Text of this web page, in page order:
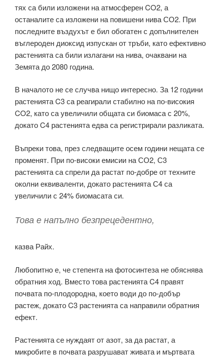
тях са били изложени на атмосферен CO2, а
останалите са изложени на повишени нива СО2. При
последните въздухът е бил обогатен с допълнителен
въглероден диоксид изпускан от тръби, като ефективно
растенията са били излагани на нива, очаквани на
Земята до 2080 година.
В началото не се случва нищо интересно. За 12 години
растенията C3 са реагирали стабилно на по-високия
CO2, като са увеличили общата си биомаса с 20%,
докато C4 растенията едва са регистрирали разликата.
Въпреки това, през следващите осем години нещата се
променят. При по-високи емисии на СО2, С3
растенията са спрели да растат по-добре от техните
околни еквиваленти, докато растенията С4 са
увеличили с 24% биомасата си.
Това е напълно безпрецедентно,
казва Райх.
Любопитно е, че степента на фотосинтеза не обяснява
обратния ход. Вместо това растенията C4 правят
почвата по-плодородна, което води до по-добър
растеж, докато C3 растенията са направили обратния
ефект.
Растенията се нуждаят от азот, за да растат, а
микробите в почвата разрушават живата и мъртвата